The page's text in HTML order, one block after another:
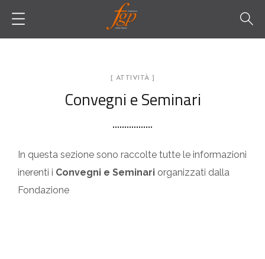
[ ATTIVITÀ ]
Convegni e Seminari
In questa sezione sono raccolte tutte le informazioni
inerenti i Convegni e Seminari organizzati dalla
Fondazione